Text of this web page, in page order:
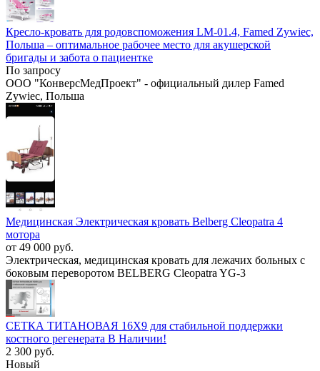
Кресло-кровать для родовспоможения LM-01.4, Famed Zywiec,
Польша – оптимальное рабочее место для акушерской
бригады и забота о пациентке
По запросу
ООО "КонверсМедПроект" - официальный дилер Famed
Zywiec, Польша
Медицинская Электрическая кровать Belberg Cleopatra 4
мотора
от 49 000 руб.
Электрическая, медицинская кровать для лежачих больных с
боковым переворотом BELBERG Cleopatra YG-3
СЕТКА ТИТАНОВАЯ 16Х9 для стабильной поддержки
костного регенерата В Наличии!
2 300 руб.
Новый